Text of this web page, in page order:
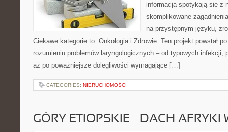
informacja spotykają się z
skomplikowane
na przystępnym języku,
Ciekawe kategorie to: Onkologia i Zdrowie. Ten projekt powstał
rozumieniu problemów laryngologicznych – od typowych infekcji,
aż po poważniejsze dolegliwości wymagające […]
CATEGORIES: NIERUCHOMOŚCI
GÓRY ETIOPSKIE – DACH AFRYKI